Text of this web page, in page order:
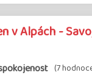
v Alpách -
(7